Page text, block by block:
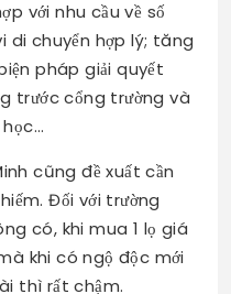
với nhu cầu về số
di chuyển hợp lý; tăng
pháp giải quyết
trước cổng trường và
cũng đề xuất cần
Đối với trường
có, khi mua 1 lọ giá
khi có ngộ độc mới
thì rất chậm.